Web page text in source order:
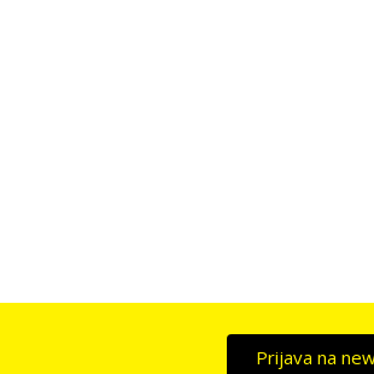
Prijava na